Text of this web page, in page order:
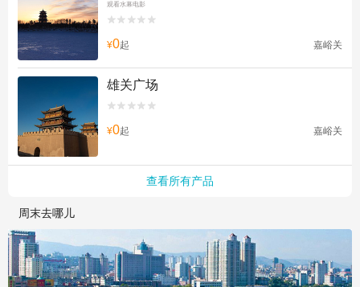
观看水幕电影


¥0起 嘉峪关
雄关广场


¥0起 嘉峪关
查看所有产品
周末去哪儿